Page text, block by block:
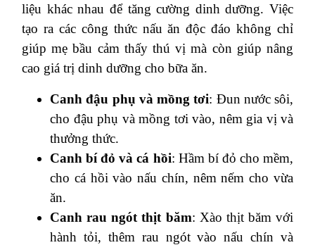
liệu khác nhau để tăng cường dinh dưỡng. Việc
tạo ra các công thức nấu ăn độc đáo không chỉ
giúp mẹ bầu cảm thấy thú vị mà còn giúp nâng
cao giá trị dinh dưỡng cho bữa ăn.
Canh đậu phụ và mồng tơi: Đun nước sôi,
cho đậu phụ và mồng tơi vào, nêm gia vị và
thưởng thức.
Canh bí đỏ và cá hồi: Hầm bí đỏ cho mềm,
cho cá hồi vào nấu chín, nêm nếm cho vừa
ăn.
Canh rau ngót thịt băm: Xào thịt băm với
hành tỏi, thêm rau ngót vào nấu chín và